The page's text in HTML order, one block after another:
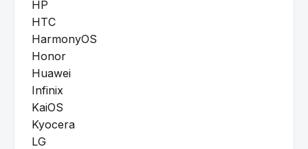
HP
HTC
HarmonyOS
Honor
Huawei
Infinix
KaiOS
Kyocera
LG